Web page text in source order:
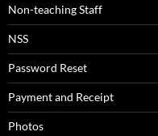
Non-teaching Staff
NSS
Password Reset
Payment and Receipt
Photos